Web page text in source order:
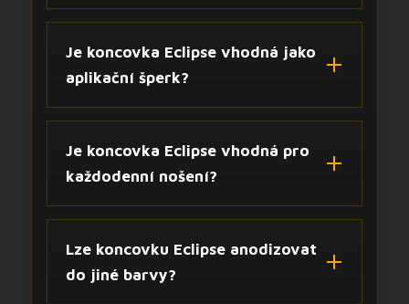
Je koncovka Eclipse vhodná jako
aplikační šperk?
Je koncovka Eclipse vhodná pro
každodenní nošení?
Lze koncovku Eclipse anodizovat
do jiné barvy?